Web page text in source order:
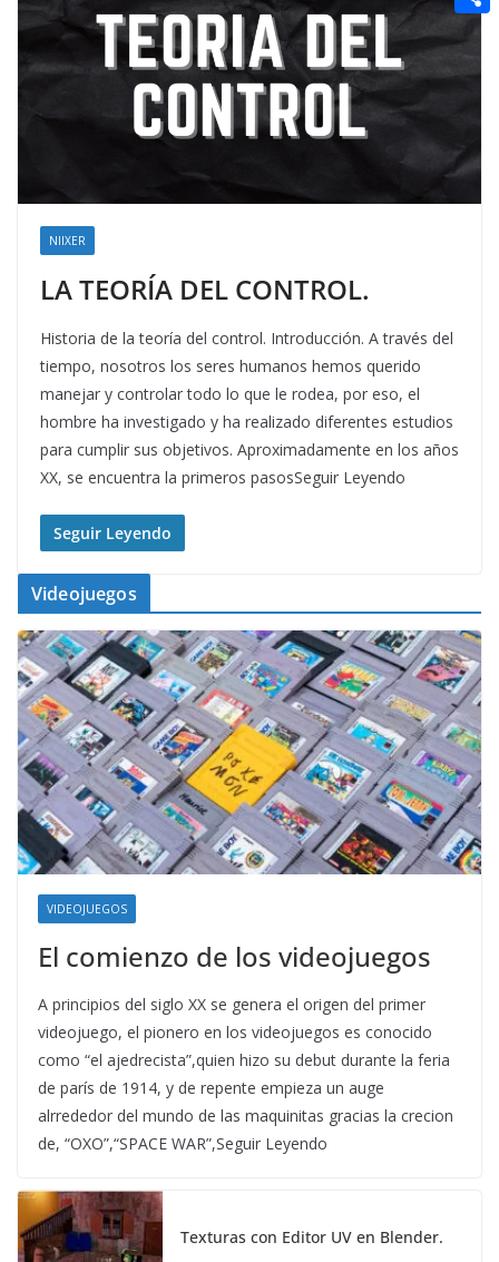
NIIXER
LA TEORÍA DEL CONTROL.
Historia de la teoría del control. Introducción. A través del
tiempo, nosotros los seres humanos hemos querido
manejar y controlar todo lo que le rodea, por eso, el
hombre ha investigado y ha realizado diferentes estudios
para cumplir sus objetivos. Aproximadamente en los años
XX, se encuentra la primeros pasosSeguir Leyendo
Seguir Leyendo
Videojuegos
VIDEOJUEGOS
El comienzo de los videojuegos
A principios del siglo XX se genera el origen del primer
videojuego, el pionero en los videojuegos es conocido
como “el ajedrecista”,quien hizo su debut durante la feria
de parís de 1914, y de repente empieza un auge
alrrededor del mundo de las maquinitas gracias la crecion
de, “OXO”,“SPACE WAR”,Seguir Leyendo
Texturas con Editor UV en Blender.
n
e
r
s
t
a
i
t
C
a
r